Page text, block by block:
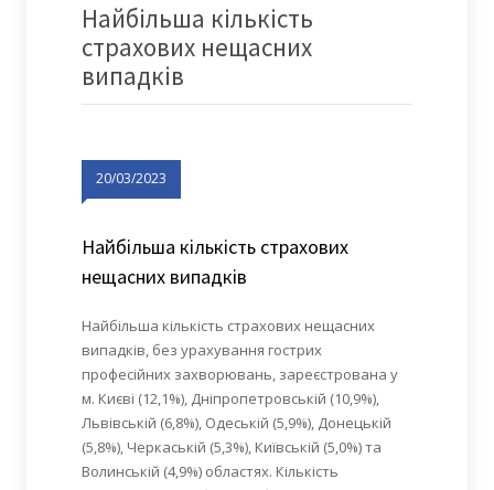
Найбільша кількість
страхових нещасних
випадків
20/03/2023
Найбільша кількість страхових
нещасних випадків
Найбільша кількість страхових нещасних
випадків, без урахування гострих
професійних захворювань, зареєстрована у
м. Києві (12,1%), Дніпропетровській (10,9%),
Львівській (6,8%), Одеській (5,9%), Донецькій
(5,8%), Черкаській (5,3%), Київській (5,0%) та
Волинській (4,9%) областях. Кількість